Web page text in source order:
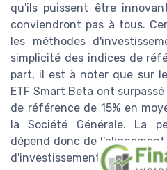
qu'ils puissent être
conviendront pas à tous.
les méthodes
simplicité des indices de
part, il est à noter que sur
ETF Smart Beta ont
de référence de 15% en
la Société Générale. La
dépend donc de
d'investissement de chacun.